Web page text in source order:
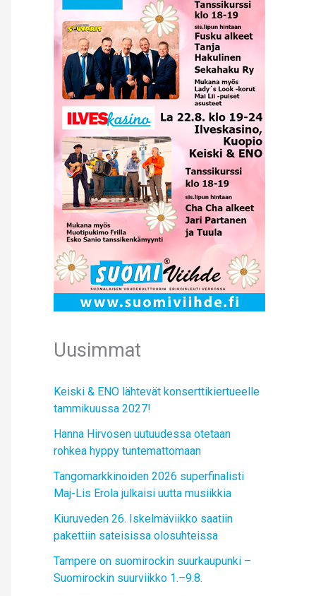
Uusimmat
Keiski & ENO lähtevät konserttikiertueelle
tammikuussa 2027!
Hanna Hirvosen uutuudessa otetaan
rohkea hyppy tuntemattomaan
Tangomarkkinoiden 2026 superfinalisti
Maj-Lis Erola julkaisi uutta musiikkia
Kiuruveden 26. Iskelmäviikko saatiin
pakettiin sateisissa olosuhteissa
Tampere on suomirockin suurkaupunki –
Suomirockin suurviikko 1.–9.8.